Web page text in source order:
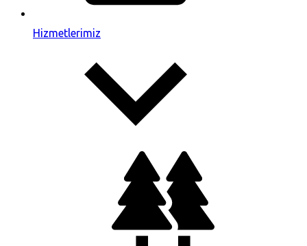
Hizmetlerimiz